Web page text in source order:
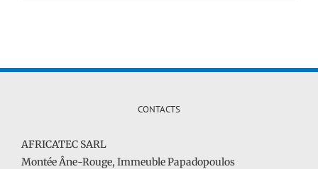
CONTACTS
AFRICATEC SARL
Montée Âne-Rouge, Immeuble Papadopoulos